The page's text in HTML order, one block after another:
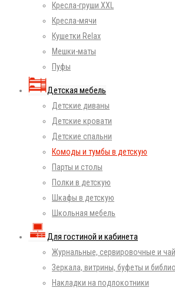
Кресла-груши XXL
Кресла-мячи
Кушетки Relax
Мешки-маты
Пуфы
Детская мебель
Детские диваны
Детские кровати
Детские спальни
Комоды и тумбы в детскую
Парты и столы
Полки в детскую
Шкафы в детскую
Школьная мебель
Для гостиной и кабинета
Журнальные, сервировочные и
Зеркала, витрины, буфеты и
Накладки на подлокотники